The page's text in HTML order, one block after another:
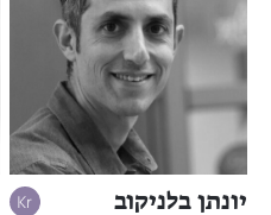
יונתן בלניקוב